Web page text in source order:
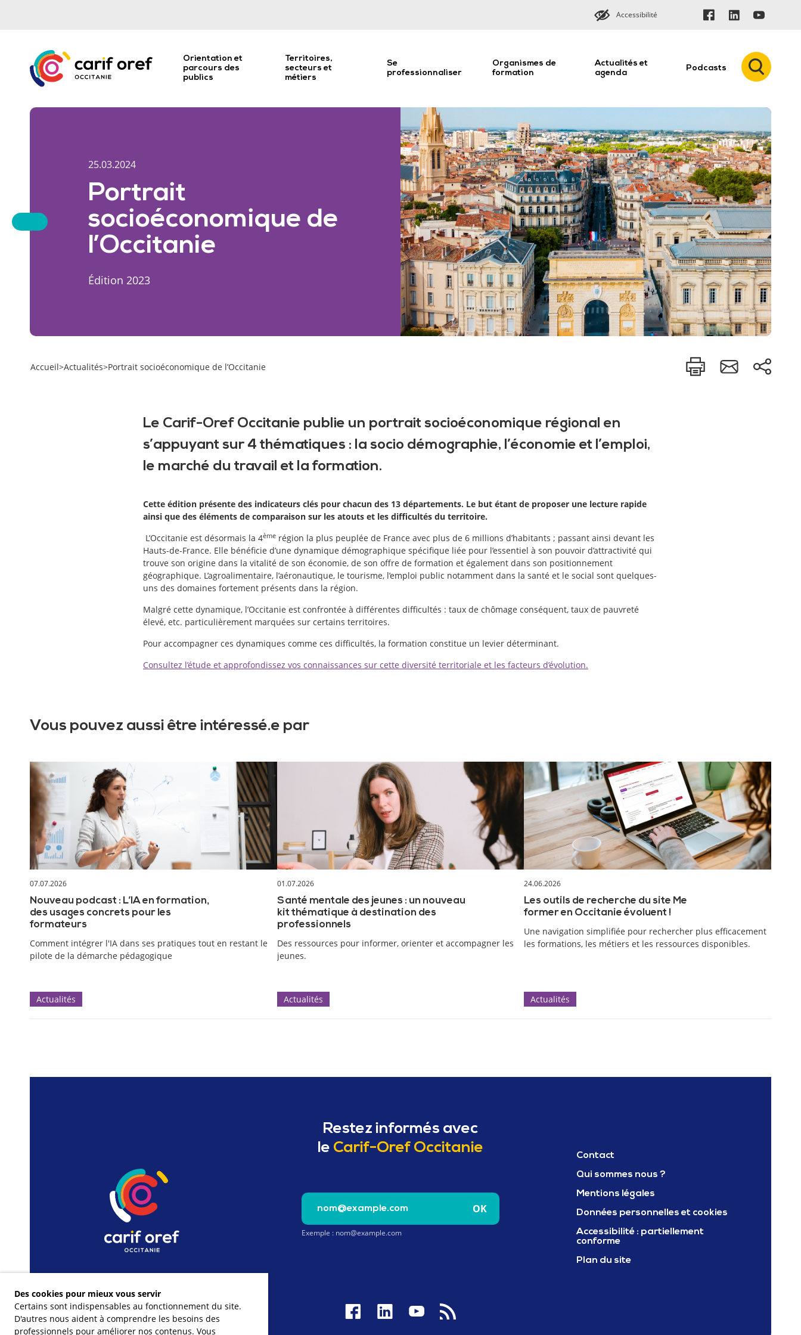
Accessibilité
Orientation et
parcours des
publics
Territoires,
secteurs et
métiers
Se
professionnaliser
Organismes de
formation
Actualités et
agenda
Podcasts
25.03.2024
Portrait
socioéconomique de
l’Occitanie
Édition 2023
Accueil>Actualités>Portrait socioéconomique de l’Occitanie
Le Carif-Oref Occitanie publie un portrait socioéconomique régional en
s’appuyant sur 4 thématiques : la socio démographie, l’économie et l’emploi,
le marché du travail et la formation.
Cette édition présente des indicateurs clés pour chacun des 13 départements. Le but étant de proposer une lecture rapide
ainsi que des éléments de comparaison sur les atouts et les difficultés du territoire.
L’Occitanie est désormais la 4ème région la plus peuplée de France avec plus de 6 millions d’habitants ; passant ainsi devant les
Hauts-de-France. Elle bénéficie d’une dynamique démographique spécifique liée pour l’essentiel à son pouvoir d’attractivité qui
trouve son origine dans la vitalité de son économie, de son offre de formation et également dans son positionnement
géographique. L’agroalimentaire, l’aéronautique, le tourisme, l’emploi public notamment dans la santé et le social sont quelques-
uns des domaines fortement présents dans la région.
Malgré cette dynamique, l’Occitanie est confrontée à différentes difficultés : taux de chômage conséquent, taux de pauvreté
élevé, etc. particulièrement marquées sur certains territoires.
Pour accompagner ces dynamiques comme ces difficultés, la formation constitue un levier déterminant.
Consultez l’étude et approfondissez vos connaissances sur cette diversité territoriale et les facteurs d’évolution.
Vous pouvez aussi être intéressé.e par
07.07.2026
Nouveau podcast : L’IA en formation,
des usages concrets pour les
formateurs
Comment intégrer l'IA dans ses pratiques tout en restant le
pilote de la démarche pédagogique
Actualités
01.07.2026
Santé mentale des jeunes : un nouveau
kit thématique à destination des
professionnels
Des ressources pour informer, orienter et accompagner les
jeunes.
Actualités
24.06.2026
Les outils de recherche du site Me
former en Occitanie évoluent !
Une navigation simplifiée pour rechercher plus efficacement
les formations, les métiers et les ressources disponibles.
Actualités
Restez informés avec
le Carif-Oref Occitanie
Saisissez votre e-mail pour vous inscrire à la newsletter Carif oref occitanie
Exemple : nom@example.com
OK
Contact
Qui sommes nous ?
Mentions légales
Données personnelles et cookies
Accessibilité : partiellement
conforme
Plan du site
Des cookies pour mieux vous servir
Certains sont indispensables au fonctionnement du site.
D'autres nous aident à comprendre les besoins des
professionnels pour améliorer nos contenus. Vous